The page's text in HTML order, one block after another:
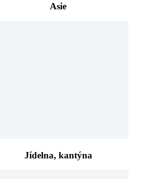
Asie
Jídelna, kantýna